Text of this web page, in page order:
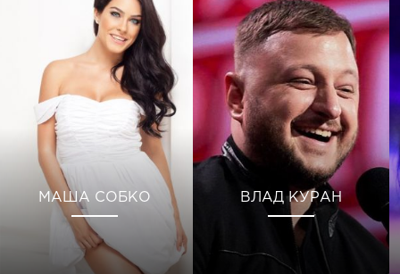
МАША СОБКО ВЛАД КУРАН